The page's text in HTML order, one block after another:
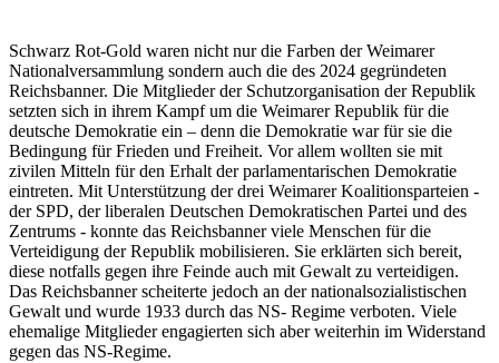
Schwarz Rot-Gold waren nicht nur die Farben der Weimarer
Nationalversammlung sondern auch die des 2024 gegründeten
Reichsbanner. Die Mitglieder der Schutzorganisation der Republik
setzten sich in ihrem Kampf um die Weimarer Republik für die
deutsche Demokratie ein – denn die Demokratie war für sie die
Bedingung für Frieden und Freiheit. Vor allem wollten sie mit
zivilen Mitteln für den Erhalt der parlamentarischen Demokratie
eintreten. Mit Unterstützung der drei Weimarer Koalitionsparteien -
der SPD, der liberalen Deutschen Demokratischen Partei und des
Zentrums - konnte das Reichsbanner viele Menschen für die
Verteidigung der Republik mobilisieren. Sie erklärten sich bereit,
diese notfalls gegen ihre Feinde auch mit Gewalt zu verteidigen.
Das Reichsbanner scheiterte jedoch an der nationalsozialistischen
Gewalt und wurde 1933 durch das NS- Regime verboten. Viele
ehemalige Mitglieder engagierten sich aber weiterhin im Widerstand
gegen das NS-Regime.